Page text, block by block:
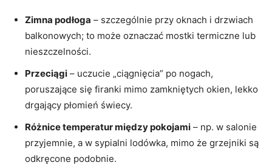
Zimna podłoga – szczególnie przy oknach i drzwiach
balkonowych; to może oznaczać mostki termiczne lub
nieszczelności.
Przeciągi – uczucie „ciągnięcia” po nogach,
poruszające się firanki mimo zamkniętych okien, lekko
drgający płomień świecy.
Różnice temperatur między pokojami – np. w salonie
przyjemnie, a w sypialni lodówka, mimo że grzejniki są
odkręcone podobnie.